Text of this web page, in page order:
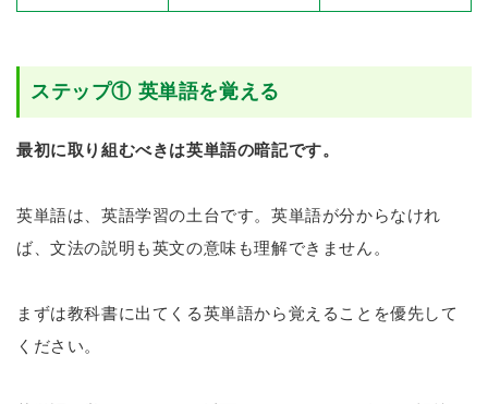
ステップ① 英単語を覚える
最初に取り組むべきは英単語の暗記です。
英単語は、英語学習の土台です。英単語が分からなけれ
ば、文法の説明も英文の意味も理解できません。
まずは教科書に出てくる英単語から覚えることを優先して
ください。